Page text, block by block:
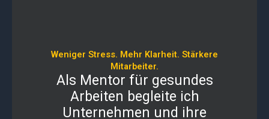
Weniger Stress. Mehr Klarheit. Stärkere
Mitarbeiter.
Als Mentor für gesundes
Arbeiten begleite ich
Unternehmen und ihre